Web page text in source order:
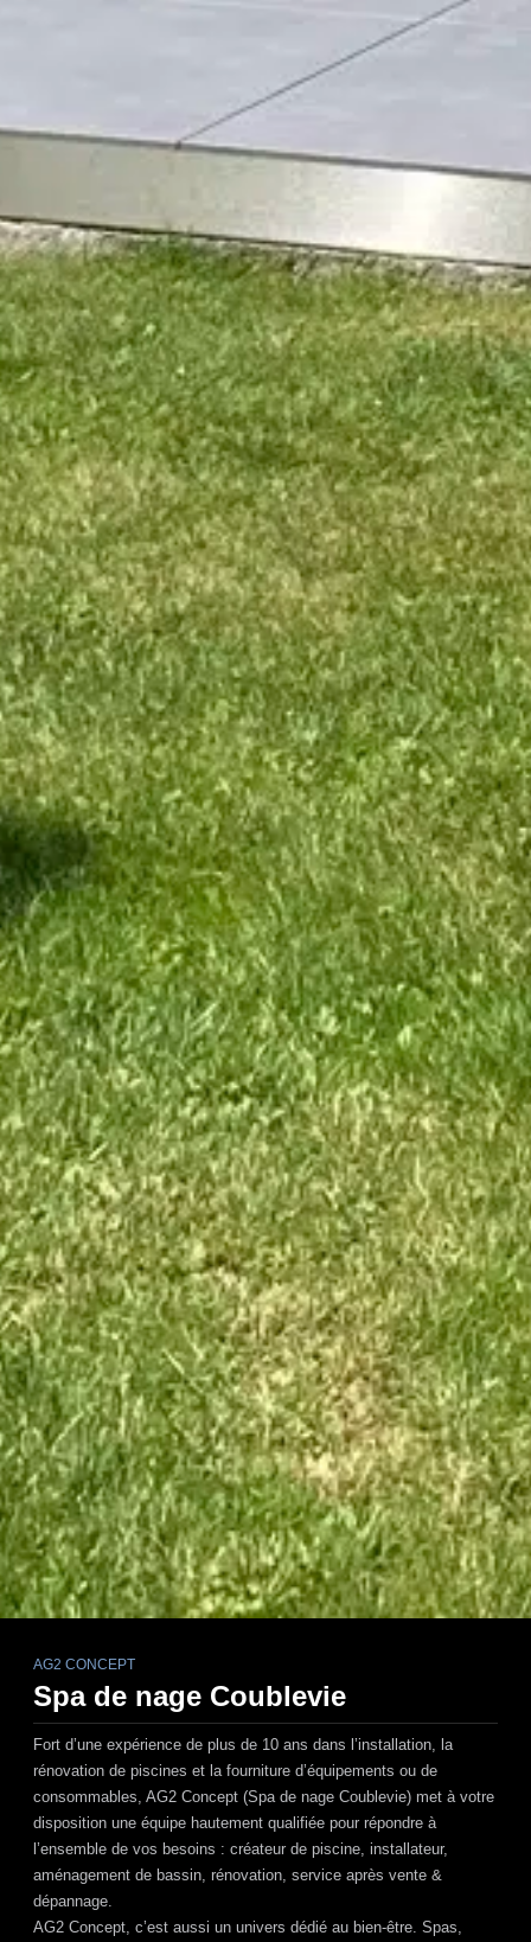
AG2 CONCEPT
Spa de nage Coublevie
Fort d’une expérience de plus de 10 ans dans l’installation, la
rénovation de piscines et la fourniture d’équipements ou de
consommables, AG2 Concept (Spa de nage Coublevie) met à votre
disposition une équipe hautement qualifiée pour répondre à
l’ensemble de vos besoins : créateur de piscine, installateur,
aménagement de bassin, rénovation, service après vente &
dépannage.
AG2 Concept, c’est aussi un univers dédié au bien-être. Spas,